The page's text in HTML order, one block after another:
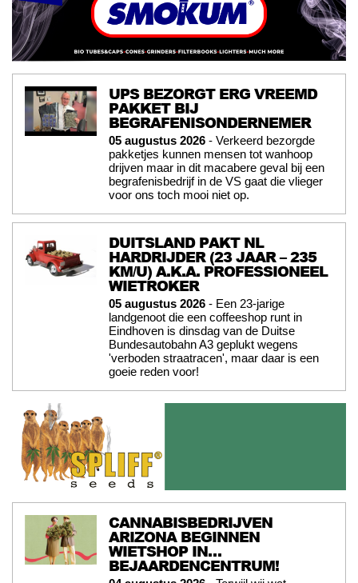
UPS BEZORGT ERG VREEMD
PAKKET BIJ
BEGRAFENISONDERNEMER
05 augustus 2026 - Verkeerd bezorgde
pakketjes kunnen mensen tot wanhoop
drijven maar in dit macabere geval bij een
begrafenisbedrijf in de VS gaat die vlieger
voor ons toch mooi niet op.
DUITSLAND PAKT NL
HARDRIJDER (23 JAAR – 235
KM/U) A.K.A. PROFESSIONEEL
WIETROKER
05 augustus 2026 - Een 23-jarige
landgenoot die een coffeeshop runt in
Eindhoven is dinsdag van de Duitse
Bundesautobahn A3 geplukt wegens
'verboden straatracen', maar daar is een
goeie reden voor!
CANNABISBEDRIJVEN
ARIZONA BEGINNEN
WIETSHOP IN…
BEJAARDENCENTRUM!